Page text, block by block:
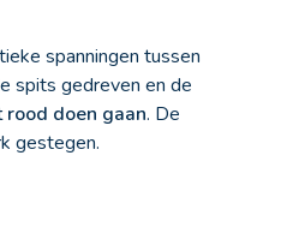
spanningen tussen
spits gedreven en de
doen gaan. De
gestegen.